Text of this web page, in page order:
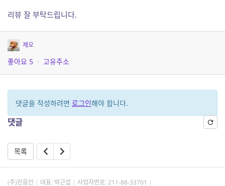
리뷰 잘 부탁드립니다.
제오
좋아요 5 · 고유주소
댓글을 작성하려면 로그인해야 합니다.
댓글
목록
(주)민음인 대표: 박근섭 사업자번호: 211-88-33701